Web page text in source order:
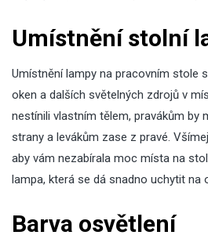
Umístnění stolní
Umístnění lampy na pracovním stole
oken a dalších světelných zdrojů v
nestínili vlastním tělem, pravákům by
strany a levákům zase z pravé.
aby vám nezabírala moc místa na
lampa, která se dá snadno uchytit na
Barva osvětlení